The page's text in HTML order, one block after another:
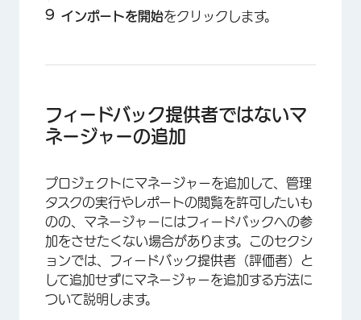
インポートを開始をクリックします。
フィードバック提供者ではないマ
ネージャーの追加
プロジェクトにマネージャーを追加して、管理
タスクの実行やレポートの閲覧を許可したいも
のの、マネージャーにはフィードバックへの参
加をさせたくない場合があります。このセクシ
ョンでは、フィードバック提供者（評価者）と
して追加せずにマネージャーを追加する方法に
ついて説明します。